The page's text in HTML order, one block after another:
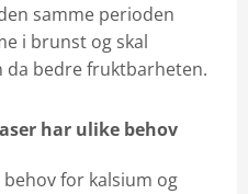
samme perioden
i brunst og skal
da bedre fruktbarheten.
har ulike behov
for kalsium og